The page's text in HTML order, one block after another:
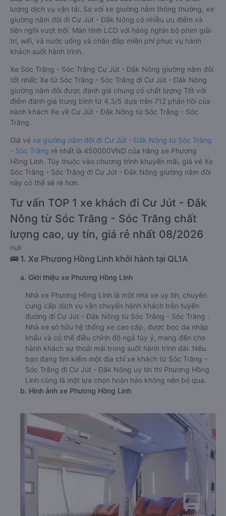
lượng dịch vụ vận tải. So với xe giường nằm thông thường, xe
giường nằm đôi đi Cư Jút - Đắk Nông có nhiều ưu điểm và
tiện nghi vượt trội. Màn hình LCD với hàng nghìn bộ phim giải
trí, wifi, và nước uống và chăn đắp miễn phí phục vụ hành
khách suốt hành trình.
Xe Sóc Trăng - Sóc Trăng Cư Jút - Đắk Nông giường nằm đôi
tốt nhất: Xe từ Sóc Trăng - Sóc Trăng đi Cư Jút - Đắk Nông
giường nằm đôi được đánh giá chung có chất lượng Tốt với
điểm đánh giá trung bình từ 4.3/5 dựa trên 712 phản hồi của
hành khách Xe về Cư Jút - Đắk Nông từ Sóc Trăng - Sóc
Trăng.
Giá vé xe giường nằm đôi đi Cư Jút - Đắk Nông từ Sóc Trăng
- Sóc Trăng rẻ nhất là 450000VND của hãng xe Phương
Hồng Linh. Tùy thuộc vào chương trình khuyến mãi, giá vé Xe
Sóc Trăng - Sóc Trăng đi Cư Jút - Đắk Nông giường nằm đôi
này có thể sẽ rẻ hơn.
Tư vấn TOP 1 xe khách đi Cư Jút - Đắk
Nông từ Sóc Trăng - Sóc Trăng chất
lượng cao, uy tín, giá rẻ nhất 08/2026
null
🚌 1. Xe Phương Hồng Linh khởi hành tại QL1A
a. Giới thiệu xe Phương Hồng Linh
Nhà xe Phương Hồng Linh là một nhà xe uy tín, chuyên
cung cấp dịch vụ vận chuyển hành khách trên tuyến
đường đi Cư Jút - Đắk Nông từ Sóc Trăng - Sóc Trăng .
Nhà xe sở hữu hệ thống xe cao cấp, được bọc da nhập
khẩu và có thể điều chỉnh độ ngả tùy ý, mang đến cho
hành khách sự thoải mái trong suốt hành trình dài. Nếu
bạn đang tìm kiếm một địa chỉ xe khách từ Sóc Trăng -
Sóc Trăng đi Cư Jút - Đắk Nông uy tín thì Phương Hồng
Linh cũng là một lựa chọn hoàn hảo không nên bỏ qua.
b. Hình ảnh xe Phương Hồng Linh